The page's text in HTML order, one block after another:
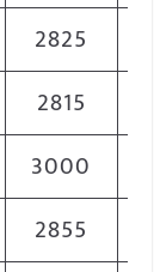
2825
2815
3000
2855